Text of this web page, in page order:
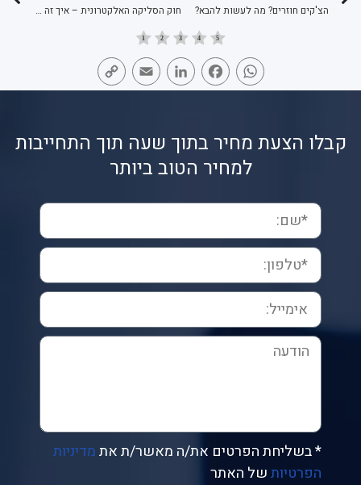
הצ'קים חוזרים? מה לעשות להבא? חוק הסליקה האלקטרונית – איך זה היטיב עם חברות לניכיון צ'קים?
WhatsApp
Facebook
LinkedIn
Email
Link
קבלו הצעת מחיר בתוך שעה תוך התחייבות
למחיר הטוב ביותר
* בשליחת הפרטים את/ה מאשר/ת אתמדיניות
הפרטיותשל האתר